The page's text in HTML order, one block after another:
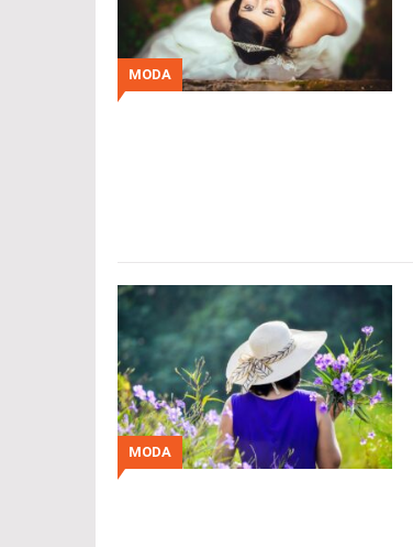
MODA
MODA